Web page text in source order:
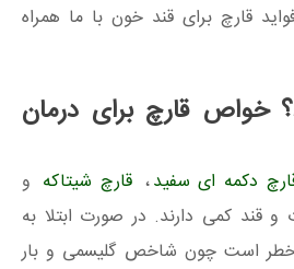
قارچ برای قند خون با ما همراه
خواص قارچ برای درمان
دکمه ای سفید، قارچ شیتاکه و
و قند کمی دارند. در صورت ابتلا به
است چون شاخص گلیسمی و بار